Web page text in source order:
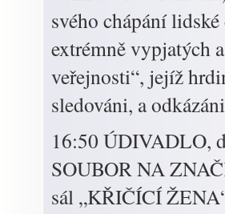
svého chápání
extrémně vypjatých
veřejnosti“, jejíž
sledováni, a
16:50 ÚDIVADLO,
SOUBOR NA
sál „KŘIČÍCÍ